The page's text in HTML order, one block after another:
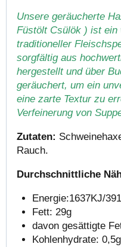
Unsere geräucherte
Füstölt Csülök ) ist ein
traditioneller
sorgfältig aus
hergestellt und über
geräuchert, um ein
eine zarte Textur zu
Verfeinerung von
Zutaten:
Rauch.
Durchschnittliche
Energie:1637KJ/
Fett: 29g
davon gesättigte
Kohlenhydrate: 0,5g